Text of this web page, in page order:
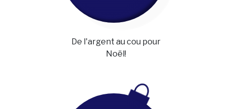
De l'argent au cou pour
Noël!